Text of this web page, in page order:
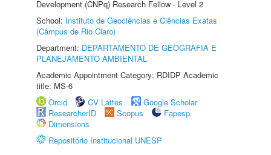
Development (CNPq) Research Fellow - Level 2
School: Instituto de Geociências e Ciências Exatas
(Câmpus de Rio Claro)
Department: DEPARTAMENTO DE GEOGRAFIA E
PLANEJAMENTO AMBIENTAL
Academic Appointment Category: RDIDP Academic
title: MS-6
Orcid
CV Lattes
Google Scholar
ResearcherID
Scopus
Fapesp
Dimensions
Repositório Institucional UNESP